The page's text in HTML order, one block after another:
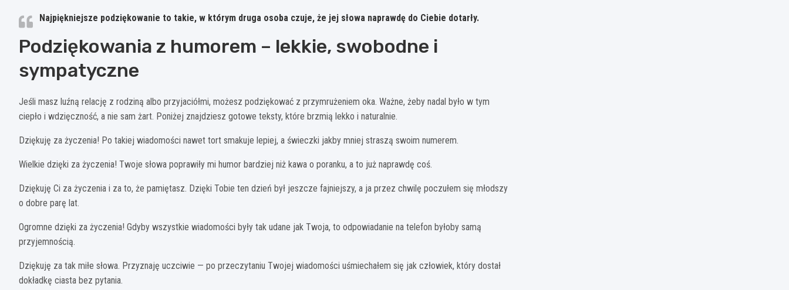
Najpiękniejsze podziękowanie to takie, w którym druga osoba czuje, że jej słowa naprawdę do Ciebie dotarły.
Podziękowania z humorem – lekkie, swobodne i
sympatyczne
Jeśli masz luźną relację z rodziną albo przyjaciółmi, możesz podziękować z przymrużeniem oka. Ważne, żeby nadal było w tym
ciepło i wdzięczność, a nie sam żart. Poniżej znajdziesz gotowe teksty, które brzmią lekko i naturalnie.
Dziękuję za życzenia! Po takiej wiadomości nawet tort smakuje lepiej, a świeczki jakby mniej straszą swoim numerem.
Wielkie dzięki za życzenia! Twoje słowa poprawiły mi humor bardziej niż kawa o poranku, a to już naprawdę coś.
Dziękuję Ci za życzenia i za to, że pamiętasz. Dzięki Tobie ten dzień był jeszcze fajniejszy, a ja przez chwilę poczułem się młodszy
o dobre parę lat.
Ogromne dzięki za życzenia! Gdyby wszystkie wiadomości były tak udane jak Twoja, to odpowiadanie na telefon byłoby samą
przyjemnością.
Dziękuję za tak miłe słowa. Przyznaję uczciwie — po przeczytaniu Twojej wiadomości uśmiechałem się jak człowiek, który dostał
dokładkę ciasta bez pytania.